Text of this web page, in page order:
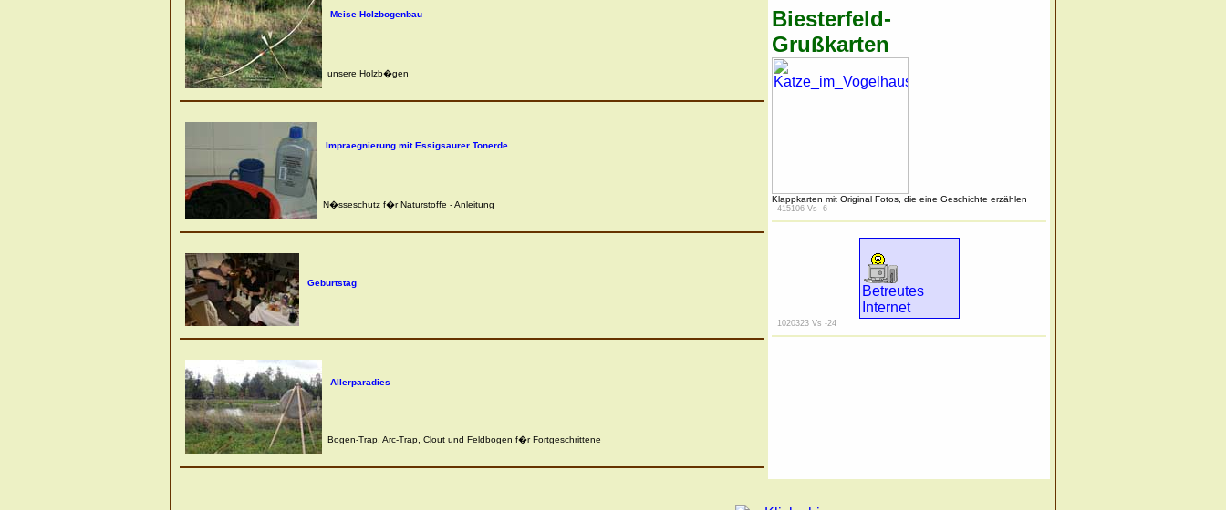
Biesterfeld-
Grußkarten
Klappkarten mit Original Fotos, die eine Geschichte erzählen
415106 Vs -6
Betreutes
Internet
1020323 Vs -24
Meise Holzbogenbau
unsere Holzb�gen
Impraegnierung mit Essigsaurer Tonerde
N�sseschutz f�r Naturstoffe - Anleitung
Geburtstag
Allerparadies
Bogen-Trap, Arc-Trap, Clout und Feldbogen f�r Fortgeschrittene